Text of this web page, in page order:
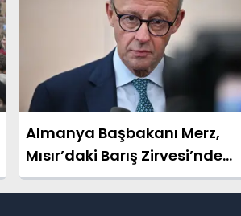
Almanya Başbakanı Merz,
Mısır’daki Barış Zirvesi’nde
önemli belge imzalayacak